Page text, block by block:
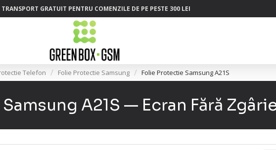
TRANSPORT GRATUIT PENTRU COMENZILE DE PE PESTE 300 LEI
Telefon Folie Protectie Samsung Folie Protectie Samsung A21S
A21S — Ecran Fără